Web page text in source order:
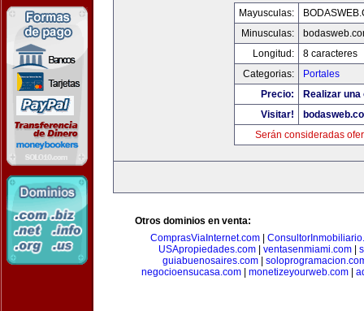
Mayusculas:
Minusculas:
Longitud:
8 caracteres
Categorias:
Portales
Precio:
Realizar
Visitar!
Serán consideradas
Otros dominios en venta:
ComprasViaInternet.com
USApropiedades.com| ventasenmiami.com|
guiabuenosaires.com|
negocioensucasa.com
monetizeyourweb.com